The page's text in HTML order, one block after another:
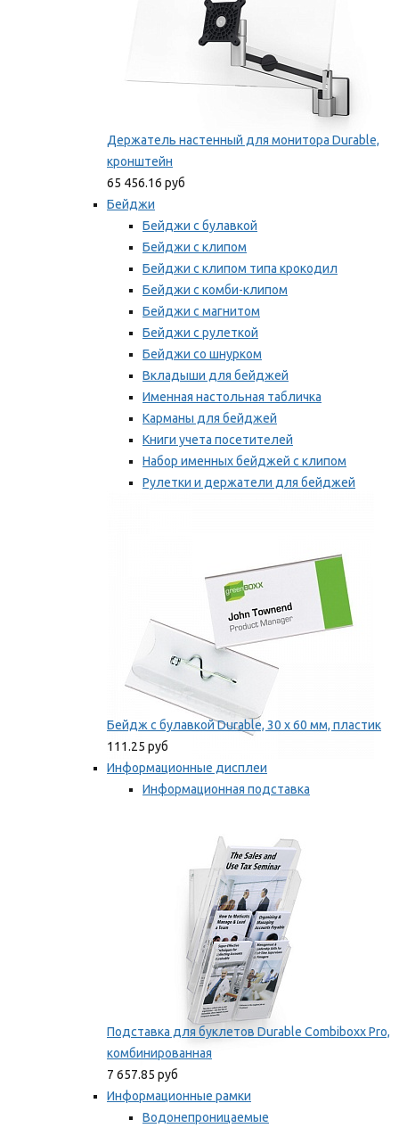
Держатель настенный для монитора Durable,
кронштейн
65 456.16 руб
Бейджи
Бейджи с булавкой
Бейджи с клипом
Бейджи с клипом типа крокодил
Бейджи с комби-клипом
Бейджи с магнитом
Бейджи с рулеткой
Бейджи со шнурком
Вкладыши для бейджей
Именная настольная табличка
Карманы для бейджей
Книги учета посетителей
Набор именных бейджей с клипом
Рулетки и держатели для бейджей
Бейдж с булавкой Durable, 30 х 60 мм, пластик
111.25 руб
Информационные дисплеи
Информационная подставка
Подставка для буклетов Durable Combiboxx Pro,
комбинированная
7 657.85 руб
Информационные рамки
Водонепроницаемые